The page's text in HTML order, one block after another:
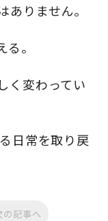
りません。
。
く変わってい
日常を取り戻
の記事へ